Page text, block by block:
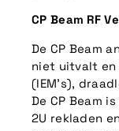
CP Beam RF
De CP Beam
niet uitvalt en
(IEM's),
De CP Beam
2U rekladen